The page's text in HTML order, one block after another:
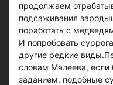
продолжаем
подсаживания
поработать с
И попробовать
другие редкие
словам Малеева,
заданием, подобные